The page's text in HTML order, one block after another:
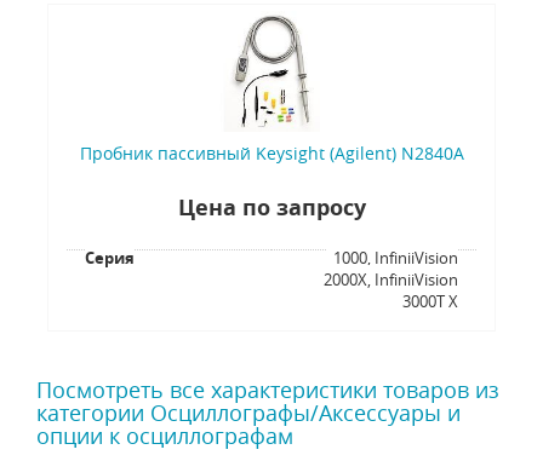
Пробник пассивный Keysight (Agilent) N2840A
Цена по запросу
Серия
1000, InfiniiVision
2000X, InfiniiVision
3000T X
Посмотреть все характеристики товаров из
категории Осциллографы/Аксессуары и
опции к осциллографам